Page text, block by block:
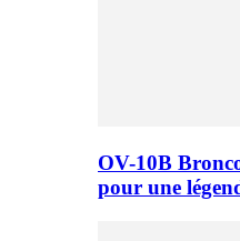
OV-10B
pour une